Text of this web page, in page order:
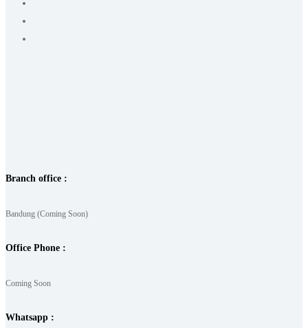
Branch office :
Bandung (Coming Soon)
Office Phone :
Coming Soon
Whatsapp :